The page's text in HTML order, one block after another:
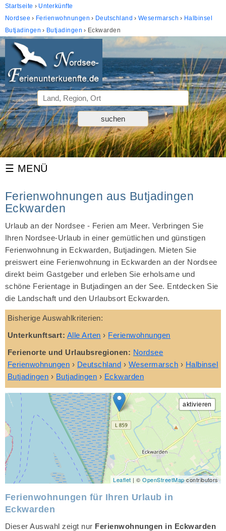
Startseite
Unterkünfte
Nordsee
Ferienwohnungen Deutschland Wesermarsch
Halbinsel
Butjadingen
Butjadingen Eckwarden
Ferienwohnungen aus Butjadingen
Eckwarden
Urlaub an der Nordsee - Ferien am Meer. Verbringen Sie
Ihren Nordsee-Urlaub in einer gemütlichen und günstigen
Ferienwohnung in Eckwarden, Butjadingen. Mieten Sie
preiswert eine Ferienwohnung in Eckwarden an der Nordsee
direkt beim Gastgeber und erleben Sie erholsame und
schöne Ferientage in Butjadingen an der See. Entdecken Sie
die Landschaft und den Urlaubsort Eckwarden.
Bisherige Auswahlkriterien:
Unterkunftsart: Alle Arten › Ferienwohnungen
Ferienorte und Urlaubsregionen: Nordsee
Ferienwohnungen › Deutschland › Wesermarsch › Halbinsel
Butjadingen › Butjadingen › Eckwarden
Leaflet | ©OpenStreetMapcontributors
Ferienwohnungen für Ihren Urlaub in
Eckwarden
Dieser Auswahl zeigt nur Ferienwohnungen in Eckwarden